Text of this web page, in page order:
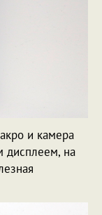
и камера
дисплеем, на